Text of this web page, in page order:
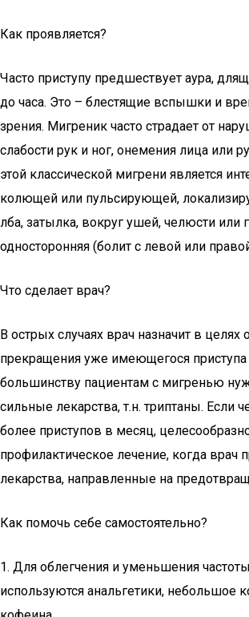
Как проявляется?
Часто приступу предшествует аура,
до часа. Это – блестящие вспышки и
зрения. Мигреник часто страдает от
слабости рук и ног, онемения лица или
этой классической мигрени является
колющей или пульсирующей,
лба, затылка, вокруг ушей, челюсти или
односторонняя (болит с левой или
Что сделает врач?
В острых случаях врач назначит в целях
прекращения уже имеющегося приступа
большинству пациентам с мигренью
сильные лекарства, т.н. триптаны. Если
более приступов в месяц,
профилактическое лечение, когда врач
лекарства, направленные на
Как помочь себе самостоятельно?
1. Для облегчения и уменьшения
используются анальгетики, небольшое